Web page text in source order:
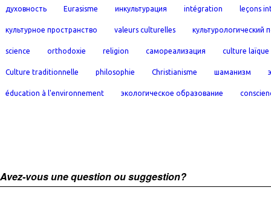
духовность Eurasisme инкультурация intégration leçons
культурное пространство valeurs culturelles культурологический
science orthodoxie religion самореализация culture laïque
Culture traditionnelle philosophie Christianisme шаманизм
éducation à l'environnement экологическое образование
Avez-vous une question ou suggestion?